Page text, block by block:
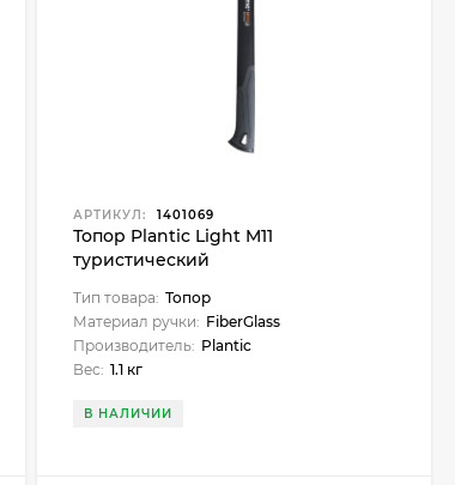
АРТИКУЛ: 1401069
Топор Plantic Light M11
туристический
Тип товара: Топор
Материал ручки: FiberGlass
Производитель: Plantic
Вес: 1.1 кг
В НАЛИЧИИ